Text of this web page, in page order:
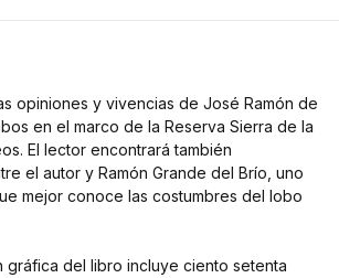
opiniones y vivencias de José Ramón de
en el marco de la Reserva Sierra de la
El lector encontrará también
el autor y Ramón Grande del Brío, uno
mejor conoce las costumbres del lobo
gráfica del libro incluye ciento setenta